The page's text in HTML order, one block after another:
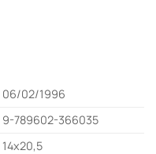
06/02/1996
9-789602-366035
14x20,5